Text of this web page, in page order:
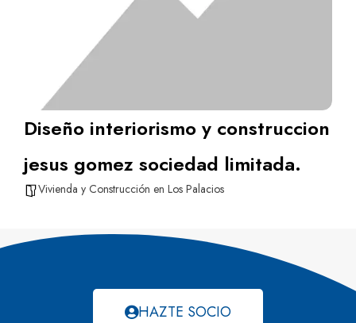
Diseño interiorismo y construccion
jesus gomez sociedad limitada.
Vivienda y Construcción en Los Palacios
HAZTE SOCIO